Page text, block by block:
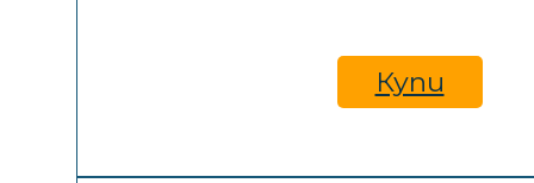
508 €
through
1Купи